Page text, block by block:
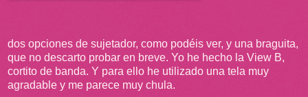
dos opciones de sujetador, como podéis ver, y una braguita,
que no descarto probar en breve. Yo he hecho la View B,
cortito de banda. Y para ello he utilizado una tela muy
agradable y me parece muy chula.